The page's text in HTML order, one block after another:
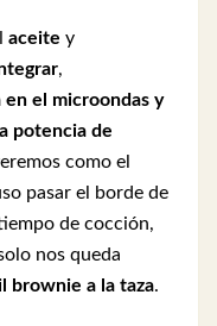
aceite y
,
en el microondas y
potencia de
como el
pasar el borde de
de cocción,
nos queda
brownie a la taza.